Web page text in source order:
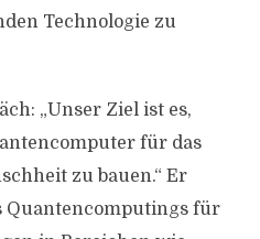
Technologie zu
„Unser Ziel ist es,
für das
zu bauen.“ Er
Quantencomputings für